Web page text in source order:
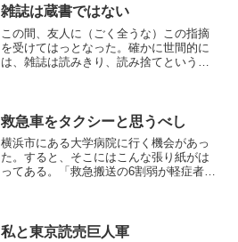
テープレコーダーがソニー...
雑誌は蔵書ではない
この間、友人に（ごく全うな）この指摘
を受けてはっとなった。確かに世間的に
は、雑誌は読みきり、読み捨てというケ
になった記事はコピーをとる...
救急車をタクシーと思うべし
横浜市にある大学病院に行く機会があっ
た。すると、そこにはこんな張り紙がは
ってある。「救急搬送の6割弱が軽症者で
のエッセイ集・時代小説の...
私と東京読売巨人軍